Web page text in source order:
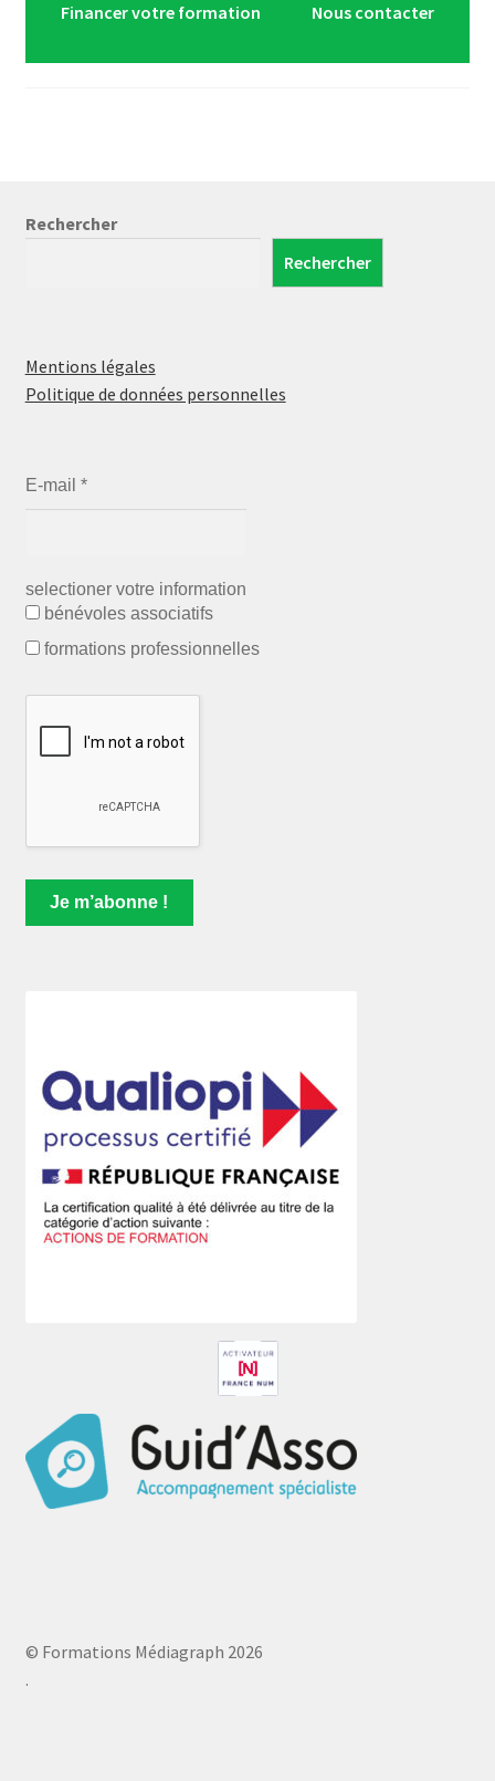
Financer votre formation Nous contacter
Rechercher
Rechercher
Mentions légales
Politique de données personnelles
E-mail *
selectioner votre information
bénévoles associatifs
formations professionnelles
© Formations Médiagraph 2026
.